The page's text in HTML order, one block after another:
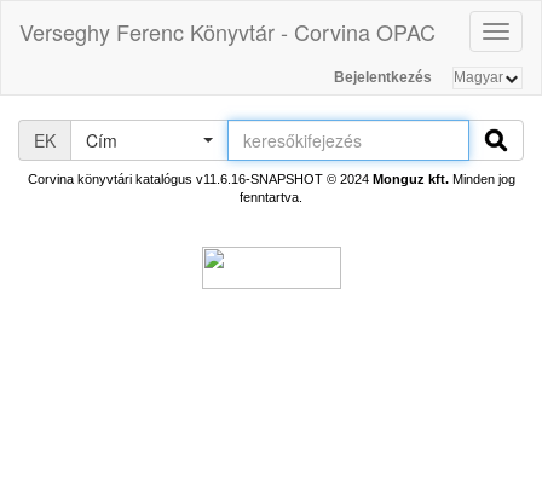
Verseghy Ferenc Könyvtár - Corvina OPAC
Bejelentkezés
EK Cím
Corvina könyvtári katalógus v11.6.16-SNAPSHOT© 2024 Monguz kft.Minden jog
fenntartva.